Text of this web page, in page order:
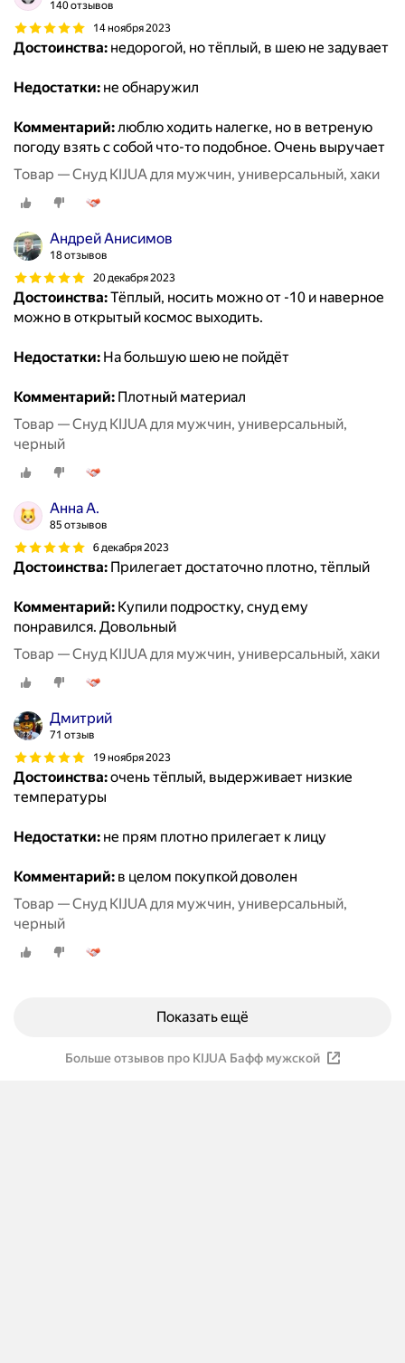
140 отзывов
14 ноября 2023
Достоинства: недорогой, но тёплый, в шею не задувает
Недостатки: не обнаружил
Комментарий:люблю ходить налегке, но в ветреную
погоду взять с собой что-то подобное. Очень выручает
Товар — Снуд KIJUA для мужчин, универсальный, хаки
Андрей Анисимов
18 отзывов
20 декабря 2023
Достоинства:Тёплый, носить можно от -10 и наверное
можно в открытый космос выходить.
Недостатки: На большую шею не пойдёт
Комментарий: Плотный материал
Товар — Снуд KIJUA для мужчин, универсальный,
черный
Анна А.
85 отзывов
6 декабря 2023
Достоинства: Прилегает достаточно плотно, тёплый
Комментарий: Купили подростку, снуд ему
понравился. Довольный
Товар — Снуд KIJUA для мужчин, универсальный, хаки
Дмитрий
71 отзыв
19 ноября 2023
Достоинства:очень тёплый, выдерживает низкие
температуры
Недостатки: не прям плотно прилегает к лицу
Комментарий: в целом покупкой доволен
Товар — Снуд KIJUA для мужчин, универсальный,
черный
Показать ещё
Больше отзывов про KIJUA Бафф мужской